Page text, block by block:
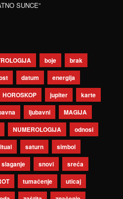
SUNCE”
boje
brak
datum
energija
HOROSKOP jupiter
karte
ljubavni
MAGIJA
NUMEROLOGIJA
odnosi
saturn
simbol
slaganje snovi
sreća
tumačenje
uticaj